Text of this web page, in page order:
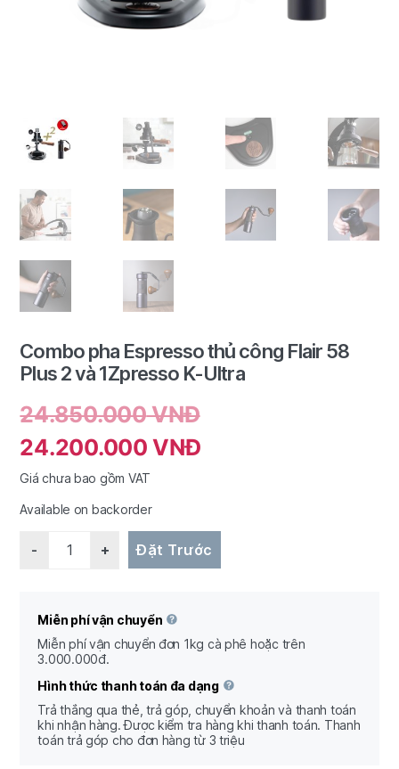
Combo pha Espresso thủ công Flair 58
Plus 2 và 1Zpresso K-Ultra
24.850.000VNĐ
24.200.000 VNĐ
Giá chưa bao gồm VAT
Available on backorder
Đặt Trước
Miễn phí vận chuyển
Miễn phí vận chuyển đơn 1kg cà phê hoặc trên
3.000.000đ.
Hình thức thanh toán đa dạng
Trả thắng qua thẻ, trả góp, chuyển khoản và thanh toán
khi nhận hàng. Được kiểm tra hàng khi thanh toán. Thanh
toán trả góp cho đơn hàng từ 3 triệu